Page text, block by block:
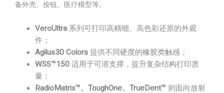
备外壳、按钮、医疗模型等。
VeroUltra 系列可打印高精细、高色彩还原的外观
件；
Agilus30 Colors 提供不同硬度的橡胶类触感；
WSS™150 适用于可溶支撑，提升复杂结构打印质
量；
RadioMatrix™、ToughOne、TrueDent™ 则面向放射